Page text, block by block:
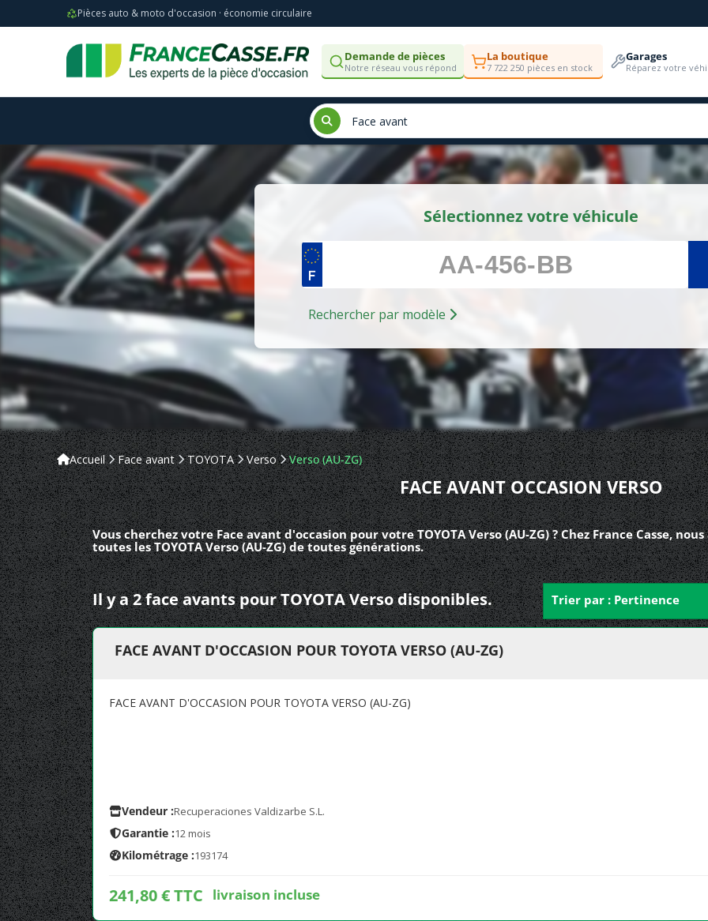
Pièces auto & moto d'occasion · économie circulaire
Demande de pièces
Notre réseau vous répond
La boutique
7 722 250 pièces en stock
Garages
Réparez votre
Sélectionnez votre véhicule
Rechercher par modèle
Accueil Face avant TOYOTA Verso Verso (AU-ZG)
FACE AVANT OCCASION VERSO
Vous cherchez votre Face avant d'occasion pour votre TOYOTA Verso (AU-ZG) ? Chez France Casse,
toutes les TOYOTA Verso (AU-ZG) de toutes générations.
Il y a 2 face avants pour TOYOTA Verso disponibles. Trier par : Pertinence
FACE AVANT D'OCCASION POUR TOYOTA VERSO (AU-ZG)
FACE AVANT D'OCCASION POUR TOYOTA VERSO (AU-ZG)
Vendeur :Recuperaciones Valdizarbe S.L.
Garantie :12 mois
Kilométrage :193174
241,80 € TTC livraison incluse